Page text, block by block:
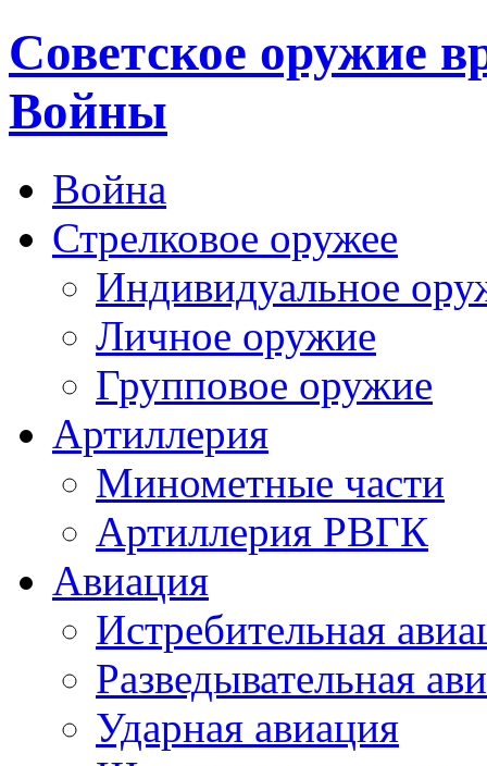
Cоветское оружие
Войны
Война
Стрелковое оружее
Индивидуальное
Личное оружие
Групповое оружие
Артиллерия
Минометные части
Артиллерия РВГК
Авиация
Истребительная
Разведывательная
Ударная авиация